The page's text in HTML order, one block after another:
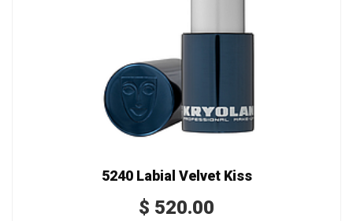
5240 Labial Velvet Kiss
$ 520.00